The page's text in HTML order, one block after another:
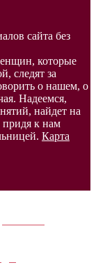
сайта без
которые
следят за
о нашем, о
Надеемся,
найдет на
придя к нам
Карта